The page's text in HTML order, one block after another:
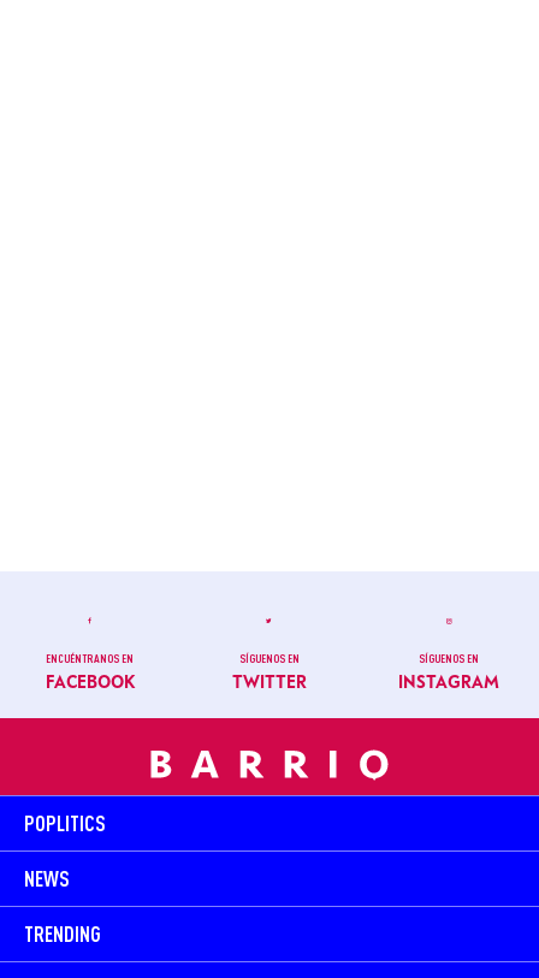
ENCUÉNTRANOS EN
FACEBOOK
SÍGUENOS EN
TWITTER
SÍGUENOS EN
INSTAGRAM
POPLITICS
NEWS
TRENDING